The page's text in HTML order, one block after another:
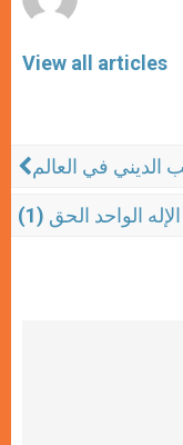
View all articles
الديني في العالم
الواحد الحق (1)